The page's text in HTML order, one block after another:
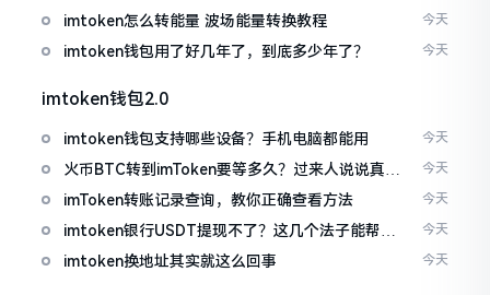
imtoken怎么转能量 波场能量转换教程 今天
imtoken钱包用了好几年了，到底多少年了？ 今天
imtoken钱包2.0
imtoken钱包支持哪些设备？手机电脑都能用 今天
火币BTC转到imToken要等多久？过来人说说真实
情况
今天
imToken转账记录查询，教你正确查看方法 今天
imtoken银行USDT提现不了？这几个法子能帮你
搞定
今天
imtoken换地址其实就这么回事 今天